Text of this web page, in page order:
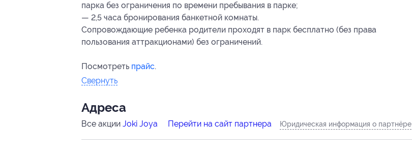
парка без ограничения по времени пребывания в парке;
— 2,5 часа бронирования банкетной комнаты.
Сопровождающие ребенка родители проходят в парк бесплатно (без права
пользования аттракционами) без ограничений.
Посмотреть прайс.
Свернуть
Адресa
Все акции Joki Joya Перейти на сайт партнера Юридическая информация о партнёре